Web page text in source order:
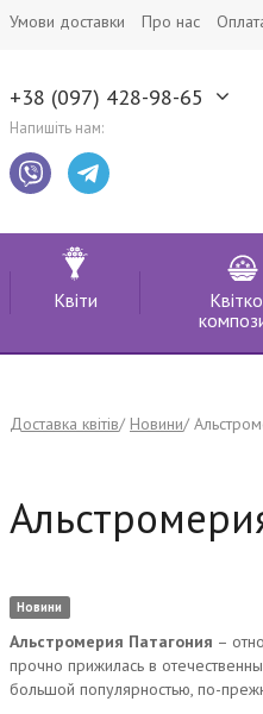
Умови доставки Про нас
+38 (097) 428-98-65
Напишіть нам:
Квіти
Доставка квітів Новини
Новини
Альстромерия Патагония –
прочно прижилась в
большой популярностью, по-